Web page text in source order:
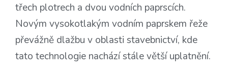
třech plotrech a dvou vodních paprscích.
Novým vysokotlakým vodním paprskem řeže
převážně dlažbu v oblasti stavebnictví, kde
tato technologie nachází stále větší uplatnění.